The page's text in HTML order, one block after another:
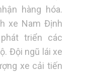
hàng hóa.
xe Nam Định
triển các
Đội ngũ lái xe
xe cải tiến